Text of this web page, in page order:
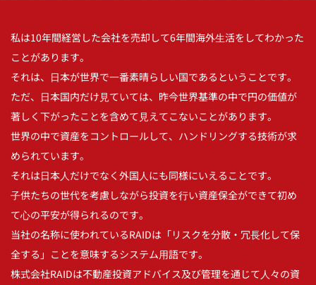
私は10年間経営した会社を売却して6年間海外⽣活をしてわかった
ことがあります。
それは、⽇本が世界で⼀番素晴らしい国であるということです。
ただ、⽇本国内だけ⾒ていては、昨今世界基準の中で円の価値が
著しく下がったことを含めて⾒えてこないことがあります。
世界の中で資産をコントロールして、ハンドリングする技術が求
められています。
それは⽇本⼈だけでなく外国⼈にも同様にいえることです。
⼦供たちの世代を考慮しながら投資を⾏い資産保全ができて初め
て⼼の平安が得られるのです。
当社の名称に使われているRAIDは 「リスクを分散・冗⻑化して保
全する」ことを意味するシステム⽤語です。
株式会社RAIDは不動産投資アドバイス及び管理を通じて⼈々の資